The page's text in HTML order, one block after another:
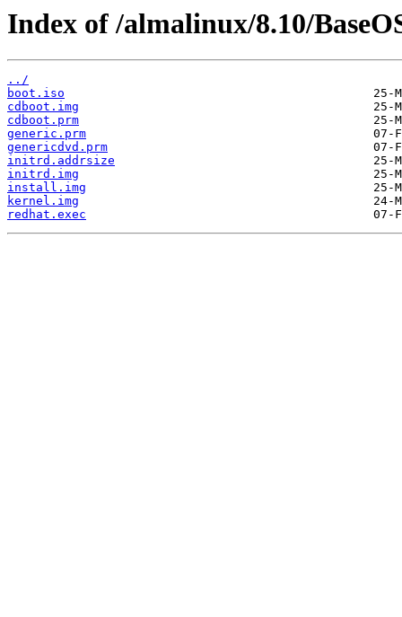
Index of /almalinux/8.10/
../
boot.iso
cdboot.img
cdboot.prm
generic.prm
genericdvd.prm
initrd.addrsize
initrd.img
install.img
kernel.img
redhat.exec